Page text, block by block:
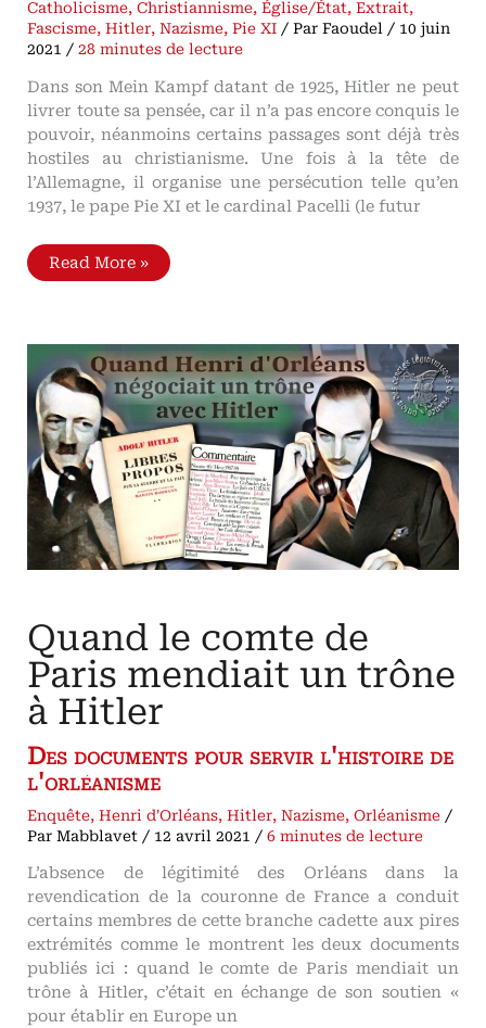
Catholicisme,Christiannisme,Église/État,Extrait,
Fascisme,Hitler,Nazisme,Pie XI / ParFaoudel / 10 juin
2021 /28 minutes de lecture
Dans son Mein Kampf datant de 1925, Hitler ne peut
livrer toute sa pensée, car il n’a pas encore conquis le
pouvoir, néanmoins certains passages sont déjà très
hostiles au christianisme. Une fois à la tête de
l’Allemagne, il organise une persécution telle qu’en
1937, le pape Pie XI et le cardinal Pacelli (le futur
Libres
propos
le
christianisme
Les
papes
Pie
XI
et
Pie
XII
répondent
Hitler
Read More »
Quand le comte de
Paris mendiait un trône
à Hitler
Des documents pour servir l'histoire de
l'orléanisme
Enquête,Henri d'Orléans,Hitler,Nazisme,Orléanisme /
ParMabblavet / 12 avril 2021 /6 minutes de lecture
L’absence de légitimité des Orléans dans la
revendication de la couronne de France a conduit
certains membres de cette branche cadette aux pires
extrémités comme le montrent les deux documents
publiés ici : quand le comte de Paris mendiait un
trône à Hitler, c’était en échange de son soutien «
pour établir en Europe un